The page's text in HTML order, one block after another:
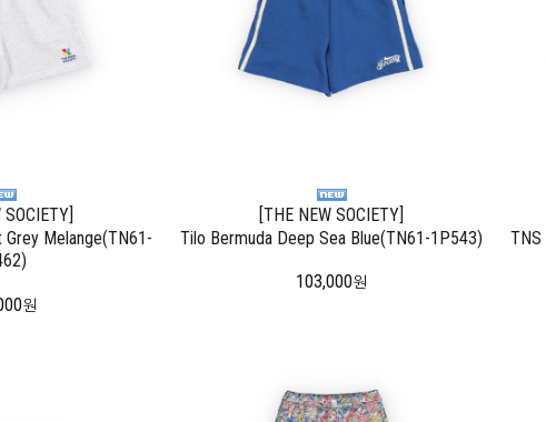
Melange(TN61-
원
[THE NEW SOCIETY]
Tilo Bermuda Deep Sea Blue(TN61-1P543)
103,000원
TNS